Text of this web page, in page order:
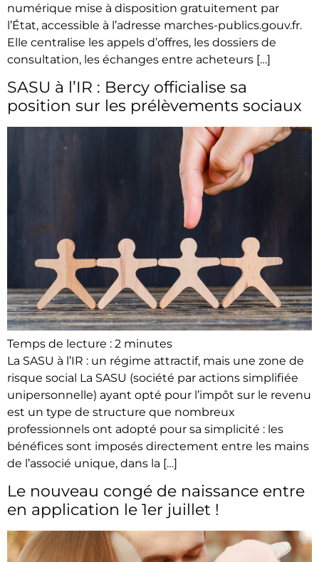
numérique mise à disposition gratuitement par
l’État, accessible à l’adresse marches-publics.gouv.fr.
Elle centralise les appels d’offres, les dossiers de
consultation, les échanges entre acheteurs […]
SASU à l’IR : Bercy officialise sa
position sur les prélèvements sociaux
Temps de lecture : 2 minutes
La SASU à l’IR : un régime attractif, mais une zone de
risque social La SASU (société par actions simplifiée
unipersonnelle) ayant opté pour l’impôt sur le revenu
est un type de structure que nombreux
professionnels ont adopté pour sa simplicité : les
bénéfices sont imposés directement entre les mains
de l’associé unique, dans la […]
Le nouveau congé de naissance entre
en application le 1er juillet !